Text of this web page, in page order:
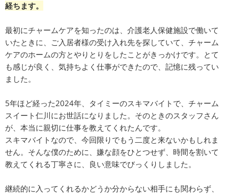
経ちます。
最初にチャームケアを知ったのは、介護老人保健施設で働いて
いたときに、ご入居者様の受け入れ先を探していて、チャーム
ケアのホームの方とやりとりをしたことがきっかけです。とて
も感じが良く、気持ちよく仕事ができたので、記憶に残ってい
ました。
5年ほど経った2024年、タイミーのスキマバイトで、チャーム
スイート仁川にお世話になりました。そのときのスタッフさん
が、本当に親切に仕事を教えてくれたんです。
スキマバイトなので、今回限りでもう二度と来ないかもしれま
せん。そんな僕のために、嫌な顔をひとつせず、時間を割いて
教えてくれる丁寧さに、良い意味でびっくりしました。
継続的に入ってくれるかどうか分からない相手にも関わらず、